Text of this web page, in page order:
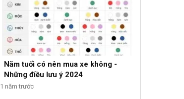
Năm tuổi có nên mua xe không -
Những điều lưu ý 2024
1 năm trước